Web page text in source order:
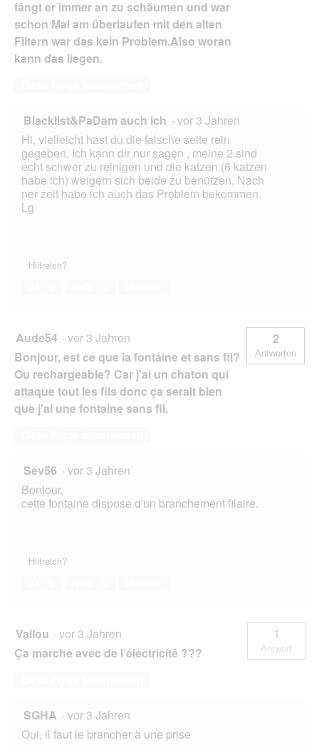
fängt er immer an zu schäumen und war
schon Mal am überlaufen mit den alten
Filtern war das kein Problem.Also woran
kann das liegen.
Blacklist&PaDam auch ich · vor 3 Jahren
Hi, vielleicht hast du die falsche seite rein
gegeben. Ich kann dir nur sagen , meine 2 sind
echt schwer zu reinigen und die katzen (6 katzen
habe ich) weigern sich beide zu benützen. Nach
ner zeit habe ich auch das Problem bekommen.
Lg
Hilfreich?
Aude54 · vor 3 Jahren
Bonjour, est ce que la fontaine et sans fil?
Ou rechargeable? Car j'ai un chaton qui
attaque tout les fils donc ça serait bien
que j'ai une fontaine sans fil.
2
Antworten
Sev56 · vor 3 Jahren
Bonjour,
cette fontaine dispose d'un branchement filaire.
Hilfreich?
Vallou · vor 3 Jahren
Ça marche avec de l’électricité ???
1
Antwort
SGHA · vor 3 Jahren
Oui, il faut le brancher à une prise